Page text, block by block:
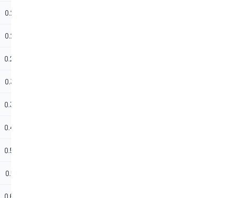
0.212
0.215
0.262
0.314
0.326
0.487
0.508
0.571
0.609